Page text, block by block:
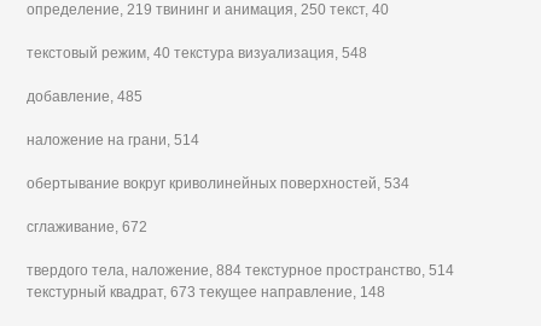
определение, 219 твининг и анимация, 250 текст, 40
текстовый режим, 40 текстура визуализация, 548
добавление, 485
наложение на грани, 514
обертывание вокруг криволинейных поверхностей, 534
сглаживание, 672
твердого тела, наложение, 884 текстурное пространство, 514
текстурный квадрат, 673 текущее направление, 148